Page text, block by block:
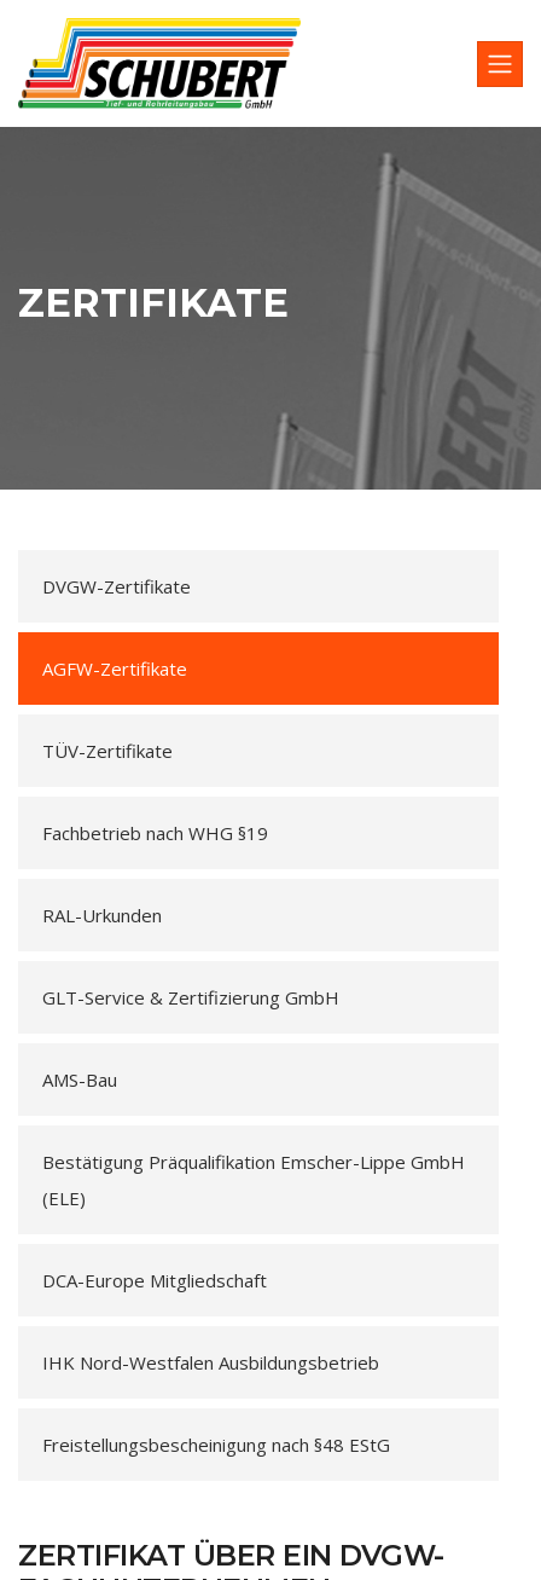
ZERTIFIKATE
DVGW-Zertifikate
AGFW-Zertifikate
TÜV-Zertifikate
Fachbetrieb nach WHG §19
RAL-Urkunden
GLT-Service & Zertifizierung GmbH
AMS-Bau
Bestätigung Präqualifikation Emscher-Lippe GmbH
(ELE)
DCA-Europe Mitgliedschaft
IHK Nord-Westfalen Ausbildungsbetrieb
Freistellungsbescheinigung nach §48 EStG
ZERTIFIKAT ÜBER EIN DVGW-